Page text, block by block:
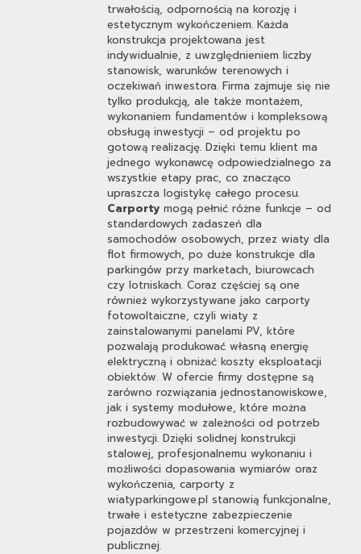
trwałością, odpornością na korozję i
estetycznym wykończeniem. Każda
konstrukcja projektowana jest
indywidualnie, z uwzględnieniem liczby
stanowisk, warunków terenowych i
oczekiwań inwestora. Firma zajmuje się nie
tylko produkcją, ale także montażem,
wykonaniem fundamentów i kompleksową
obsługą inwestycji – od projektu po
gotową realizację. Dzięki temu klient ma
jednego wykonawcę odpowiedzialnego za
wszystkie etapy prac, co znacząco
upraszcza logistykę całego procesu.
Carporty mogą pełnić różne funkcje – od
standardowych zadaszeń dla
samochodów osobowych, przez wiaty dla
flot firmowych, po duże konstrukcje dla
parkingów przy marketach, biurowcach
czy lotniskach. Coraz częściej są one
również wykorzystywane jako carporty
fotowoltaiczne, czyli wiaty z
zainstalowanymi panelami PV, które
pozwalają produkować własną energię
elektryczną i obniżać koszty eksploatacji
obiektów. W ofercie firmy dostępne są
zarówno rozwiązania jednostanowiskowe,
jak i systemy modułowe, które można
rozbudowywać w zależności od potrzeb
inwestycji. Dzięki solidnej konstrukcji
stalowej, profesjonalnemu wykonaniu i
możliwości dopasowania wymiarów oraz
wykończenia, carporty z
wiatyparkingowe.pl stanowią funkcjonalne,
trwałe i estetyczne zabezpieczenie
pojazdów w przestrzeni komercyjnej i
publicznej.